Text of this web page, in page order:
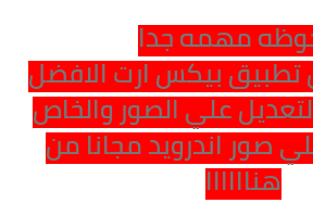
مهمه جدا
بيكس ارت الافضل
علي الصور والخاص
صور اندرويد مجانا من
هناااااا